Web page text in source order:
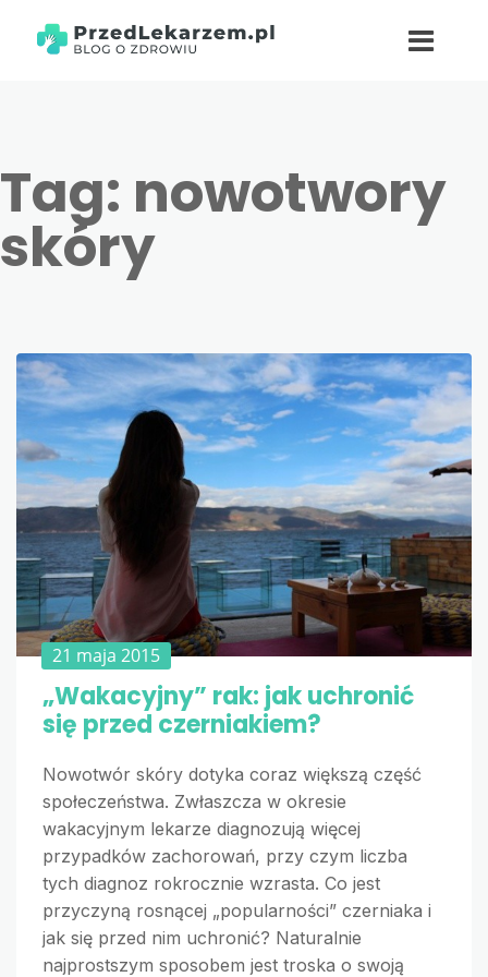
Tag: nowotwory
skóry
21 maja 2015
„Wakacyjny” rak: jak uchronić
się przed czerniakiem?
Nowotwór skóry dotyka coraz większą część
społeczeństwa. Zwłaszcza w okresie
wakacyjnym lekarze diagnozują więcej
przypadków zachorowań, przy czym liczba
tych diagnoz rokrocznie wzrasta. Co jest
przyczyną rosnącej „popularności” czerniaka i
jak się przed nim uchronić? Naturalnie
najprostszym sposobem jest troska o swoją